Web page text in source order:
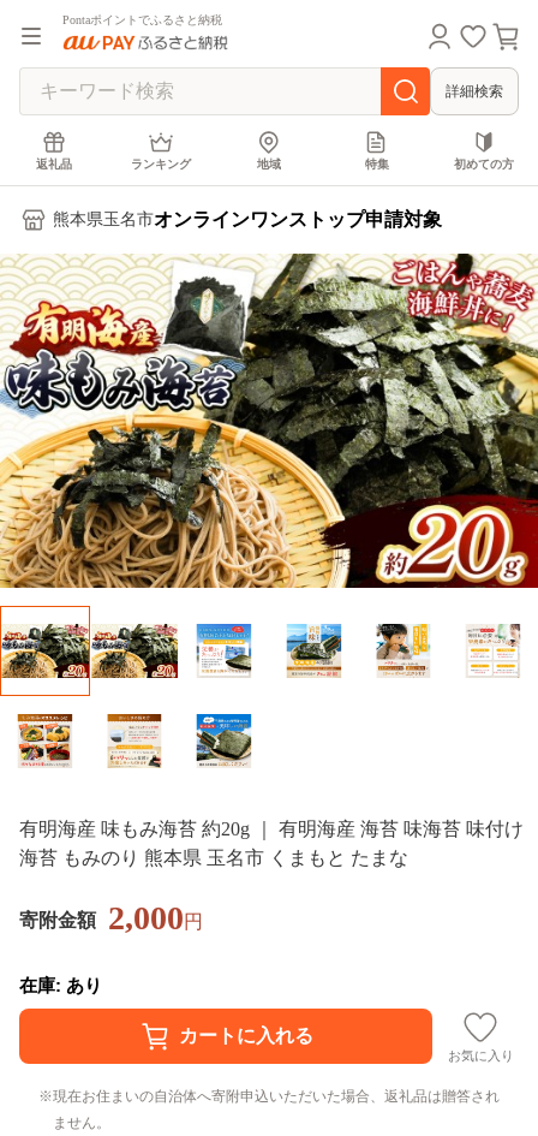
Pontaポイントでふるさと納税
詳細検索
返礼品 ランキング 地域 特集 初めての方
熊本県玉名市オンラインワンストップ申請対象
有明海産 味もみ海苔 約20g ｜ 有明海産 海苔 味海苔 味付け
海苔 もみのり 熊本県 玉名市 くまもと たまな
寄附金額 2,000円
在庫: あり
お気に入り
現在お住まいの自治体へ寄附申込いただいた場合、返礼品は贈答され
ません。